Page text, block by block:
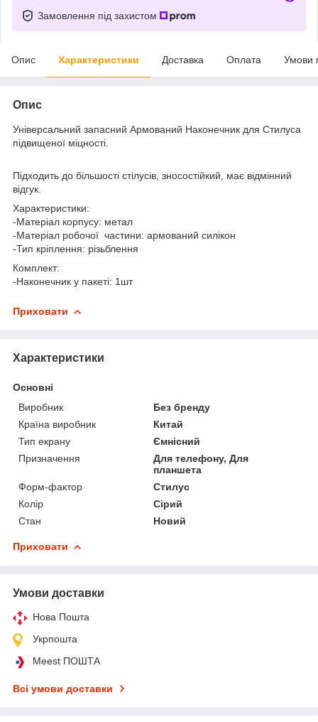
Замовлення під захистом
Опис Характеристики Доставка Оплата Умови
Опис
Універсальний запасний Армований Наконечник для Стилуса
підвищеної міцності.
Підходить до більшості стілусів, зносостійкий, має відмінний
відгук.
Характеристики:
-Матеріал корпусу: метал
-Матеріал робочої частини: армований силікон
-Тип кріплення: різьблення
Комплект:
-Наконечник у пакеті: 1шт
Приховати
Характеристики
Основні
Виробник
Без бренду
Країна виробник
Китай
Тип екрану
Ємнісний
Призначення
Для телефону, Для
планшета
Форм-фактор
Стилус
Колір
Сірий
Стан
Новий
Приховати
Умови доставки
Нова Пошта
Укрпошта
Meest ПОШТА
Всі умови доставки